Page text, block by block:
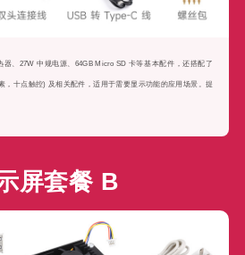
器、27W 中规电源、64GB Micro SD 卡等基本配件，还搭配了
，十点触控) 及相关配件，适用于需要显示功能的应用场景。提
屏套餐 B